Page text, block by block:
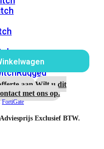
aan.Wilt u dit
met ons op.
FortiGate
Exclusief BTW.